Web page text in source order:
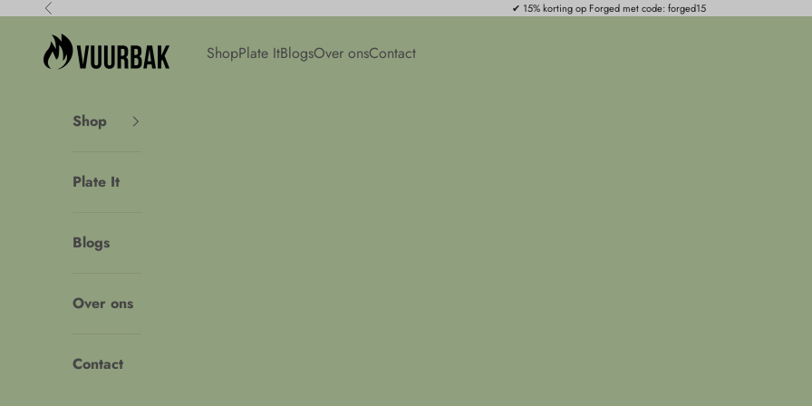
Naar inhoud
Vorige ✔ 15% korting op Forged met code: forged15
Vuurbak ShopPlate ItBlogsOver onsContact
Shop
Plate It
Blogs
Over ons
Contact